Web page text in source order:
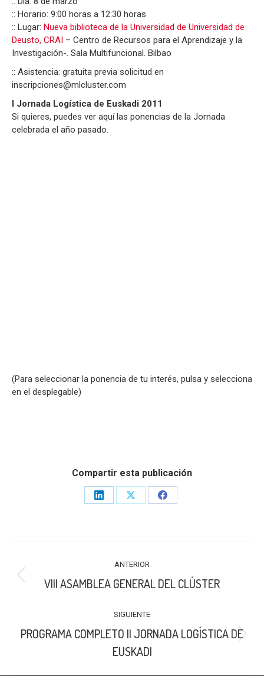
:: Horario: 9:00 horas a 12:30 horas
:: Lugar: Nueva biblioteca de la Universidad de Universidad de
Deusto, CRAI – Centro de Recursos para el Aprendizaje y la
Investigación-. Sala Multifuncional. Bilbao
:: Asistencia: gratuita previa solicitud en
inscripciones@mlcluster.com
I Jornada Logística de Euskadi 2011
Si quieres, puedes ver aquí las ponencias de la Jornada
celebrada el año pasado.
(Para seleccionar la ponencia de tu interés, pulsa y selecciona
en el desplegable)
Compartir esta publicación
Share
Share
Share
ENTRE
PUBLICACIONES
ANTERIOR
Publicación
VIII ASAMBLEA GENERAL DEL CLÚSTER
SIGUIENTE
Publicación
siguiente:
PROGRAMA COMPLETO II JORNADA LOGÍSTICA DE
EUSKADI